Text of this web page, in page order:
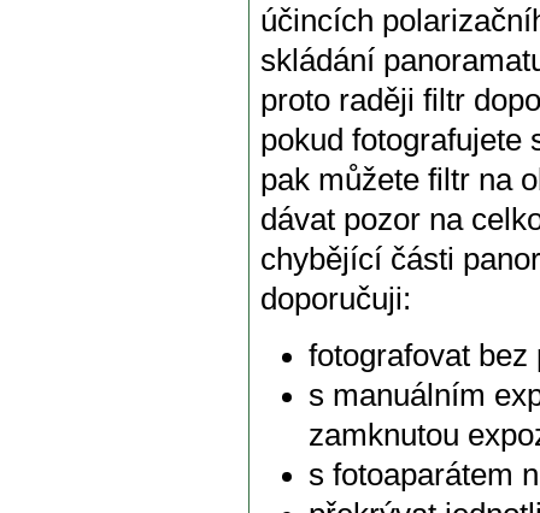
účincích
skládání
proto raději filtr
pokud fotografujete
pak můžete filtr na
dávat pozor na
chybějící části
doporučuji:
fotografovat
s manuálním
zamknutou
s fotoaparátem